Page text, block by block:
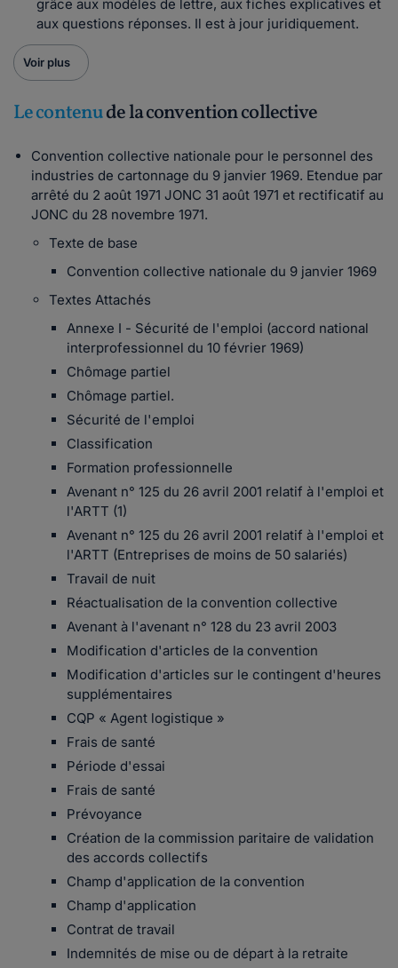
grâce aux modèles de lettre, aux fiches explicatives et
aux questions réponses. Il est à jour juridiquement.
Voir plus
Le contenude la convention collective
Convention collective nationale pour le personnel des
industries de cartonnage du 9 janvier 1969. Etendue par
arrêté du 2 août 1971 JONC 31 août 1971 et rectificatif au
JONC du 28 novembre 1971.
Texte de base
Convention collective nationale du 9 janvier 1969
Textes Attachés
Annexe I - Sécurité de l'emploi (accord national
interprofessionnel du 10 février 1969)
Chômage partiel
Chômage partiel.
Sécurité de l'emploi
Classification
Formation professionnelle
Avenant n° 125 du 26 avril 2001 relatif à l'emploi et
l'ARTT (1)
Avenant n° 125 du 26 avril 2001 relatif à l'emploi et
l'ARTT (Entreprises de moins de 50 salariés)
Travail de nuit
Réactualisation de la convention collective
Avenant à l'avenant n° 128 du 23 avril 2003
Modification d'articles de la convention
Modification d'articles sur le contingent d'heures
supplémentaires
CQP « Agent logistique »
Frais de santé
Période d'essai
Frais de santé
Prévoyance
Création de la commission paritaire de validation
des accords collectifs
Champ d'application de la convention
Champ d'application
Contrat de travail
Indemnités de mise ou de départ à la retraite